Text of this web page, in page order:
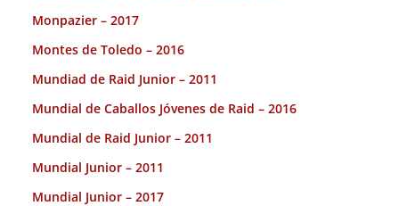
Monpazier – 2017
Montes de Toledo – 2016
Mundiad de Raid Junior – 2011
Mundial de Caballos Jóvenes de Raid – 2016
Mundial de Raid Junior – 2011
Mundial Junior – 2011
Mundial Junior – 2017